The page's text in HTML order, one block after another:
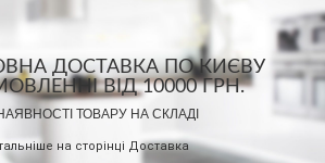
ДОСТАВКА ПО КИЄВУ
ВІД 10000 ГРН.
ТОВАРУ НА СКЛАДІ
на сторінці Доставка